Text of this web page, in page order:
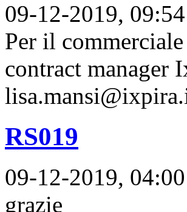
09-12-2019,
Per il
contract manager
RS019
09-12-2019,
grazie